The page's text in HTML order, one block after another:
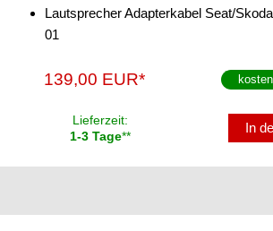
Multimedia
Rückfahrsysteme
Soundprozessoren
Lautsprecher Adapterkabel Seat/
01
139,00 EUR*
Lieferzeit:
1-3 Tage**
In